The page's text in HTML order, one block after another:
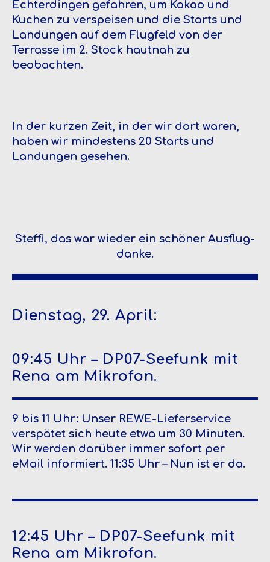
Echterdingen gefahren, um Kakao und
Kuchen zu verspeisen und die Starts und
Landungen auf dem Flugfeld von der
Terrasse im 2. Stock hautnah zu
beobachten.
In der kurzen Zeit, in der wir dort waren,
haben wir mindestens 20 Starts und
Landungen gesehen.
Steffi, das war wieder ein schöner Ausflug-
danke.
Dienstag, 29. April:
09:45 Uhr – DP07-Seefunk mit
Rena am Mikrofon.
9 bis 11 Uhr: Unser REWE-Lieferservice
verspätet sich heute etwa um 30 Minuten.
Wir werden darüber immer sofort per
eMail informiert. 11:35 Uhr – Nun ist er da.
12:45 Uhr – DP07-Seefunk mit
Rena am Mikrofon.